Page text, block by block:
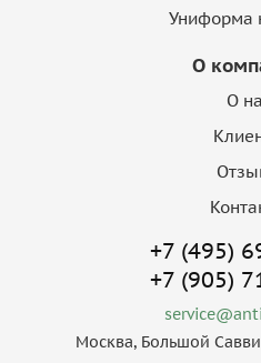
Униформа
О
О
+7 (495)
+7 (905)
Москва, Большой